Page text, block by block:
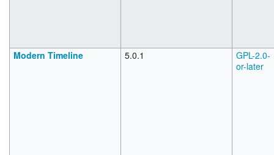
Modern Timeline 5.0.1
GPL-2.0-
or-later